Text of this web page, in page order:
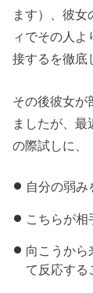
ます）、彼
ィでその人よ
接するを徹底
その後彼女が
ましたが、
の際試しに、
自分の弱み
こちらが相
向こうから
て反応する